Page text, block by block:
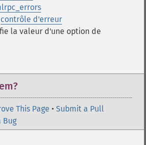
contrôle d'erreur
la valeur d'une option de
This Page • Submit a Pull
Bug